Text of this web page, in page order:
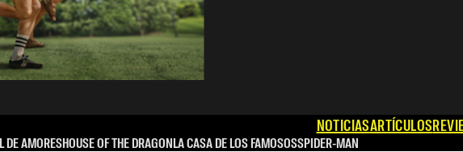
NOTICIASARTÍCULOS
DE AMORESHOUSE OF THE DRAGONLA CASA DE LOS FAMOSOSSPIDER-MAN